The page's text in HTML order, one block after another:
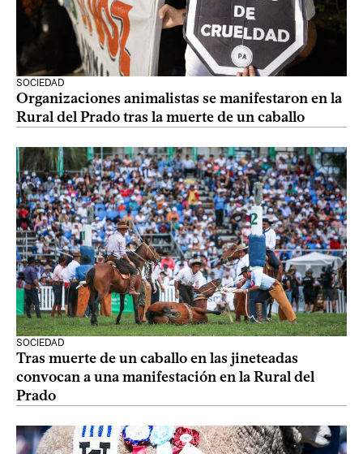
SOCIEDAD
Organizaciones animalistas se manifestaron en la
Rural del Prado tras la muerte de un caballo
SOCIEDAD
Tras muerte de un caballo en las jineteadas
convocan a una manifestación en la Rural del
Prado